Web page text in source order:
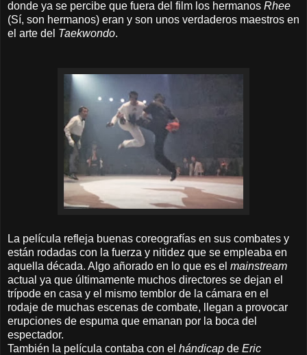
donde ya se percibe que fuera del film los hermanos Rhee
(Sí, son hermanos) eran y son unos verdaderos maestros en
el arte del Taekwondo.
La película refleja buenas coreografías en sus combates y
están rodadas con la fuerza y nitidez que se empleaba en
aquella década. Algo añorado en lo que es el mainstream
actual ya que últimamente muchos directores se dejan el
trípode en casa y el mismo temblor de la cámara en el
rodaje de muchas escenas de combate, llegan a provocar
erupciones de espuma que emanan por la boca del
espectador.
También la película contaba con el hándicap de Eric